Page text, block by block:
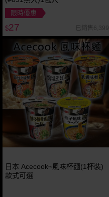
限時優惠
$27 已銷售6,399
日本 Acecook~風味杯麵(1杯裝)
款式可選